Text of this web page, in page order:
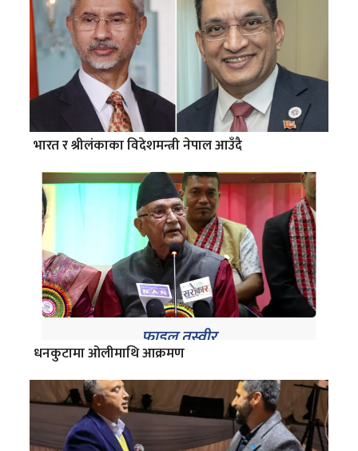
भारत र श्रीलंकाका विदेशमन्त्री नेपाल आउँदै
धनकुटामा ओलीमाथि आक्रमण